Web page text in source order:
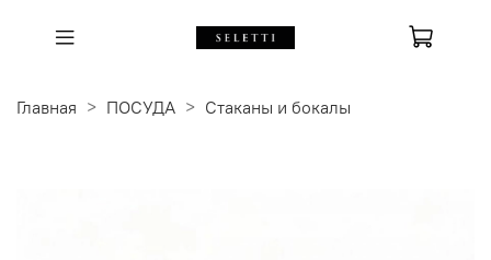
Главная ПОСУДА Стаканы и бокалы